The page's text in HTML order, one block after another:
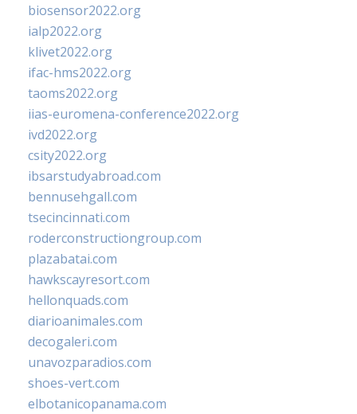
biosensor2022.org
ialp2022.org
klivet2022.org
ifac-hms2022.org
taoms2022.org
iias-euromena-conference2022.org
ivd2022.org
csity2022.org
ibsarstudyabroad.com
bennusehgall.com
tsecincinnati.com
roderconstructiongroup.com
plazabatai.com
hawkscayresort.com
hellonquads.com
diarioanimales.com
decogaleri.com
unavozparadios.com
shoes-vert.com
elbotanicopanama.com